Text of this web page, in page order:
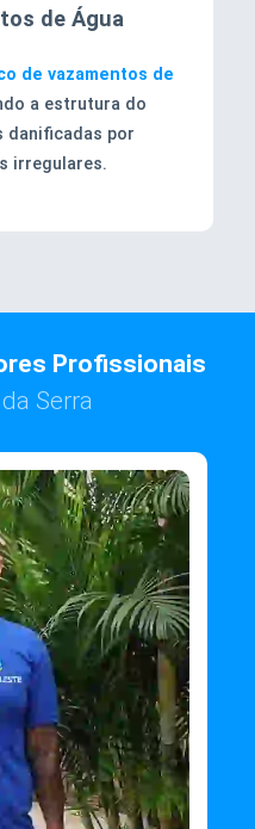
de Água
de vazamentos de
a estrutura do
danificadas por
irregulares.
Profissionais
Serra